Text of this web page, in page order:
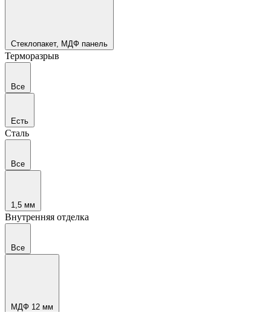
Стеклопакет, МДФ панель
Терморазрыв
Все
Есть
Сталь
Все
1,5 мм
Внутренняя отделка
Все
МДФ 12 мм